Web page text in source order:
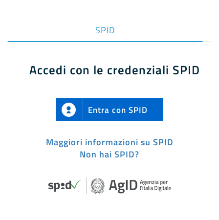
SPID
Accedi con le credenziali SPID
Entra con SPID
Maggiori informazioni su SPID
Non hai SPID?